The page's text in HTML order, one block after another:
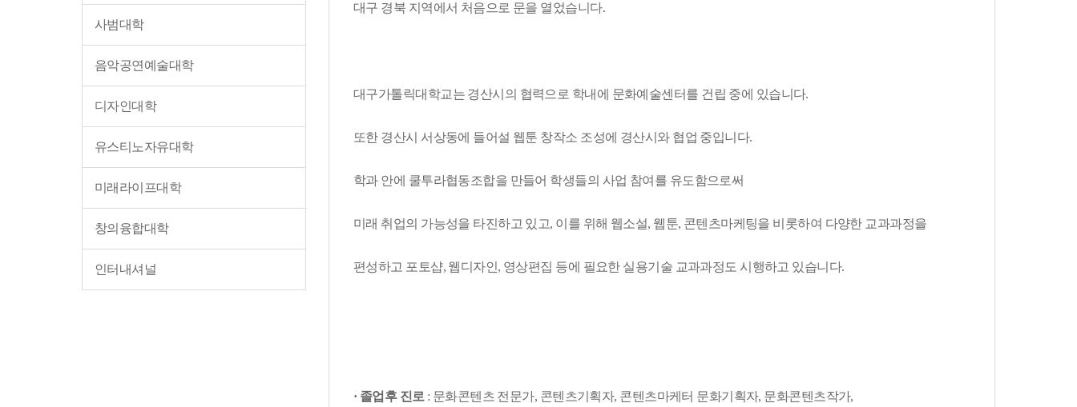
사범대학
음악공연예술대학
디자인대학
유스티노자유대학
미래라이프대학
창의융합대학
인터내셔널
대구 경북 지역에서 처음으로 문을 열었습니다.
대구가톨릭대학교는 경산시의 협력으로 학내에 문화예술센터를 건립 중에 있습니다.
또한 경산시 서상동에 들어설 웹툰 창작소 조성에 경산시와 협업 중입니다.
학과 안에 쿨투라협동조합을 만들어 학생들의 사업 참여를 유도함으로써
미래 취업의 가능성을 타진하고 있고, 이를 위해 웹소설, 웹툰, 콘텐츠마케팅을 비롯하여 다양한 교과과정을
편성하고 포토샵, 웹디자인, 영상편집 등에 필요한 실용기술 교과과정도 시행하고 있습니다.
· 졸업후 진로 : 문화콘텐츠 전문가, 콘텐츠기획자, 콘텐츠마케터 문화기획자, 문화콘텐츠작가,